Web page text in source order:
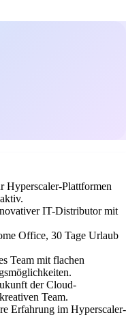
Hyperscaler-Plattformen
IT-Distributor mit
Office, 30 Tage Urlaub
Team mit flachen
der Cloud-
Team.
Erfahrung im Hyperscaler-